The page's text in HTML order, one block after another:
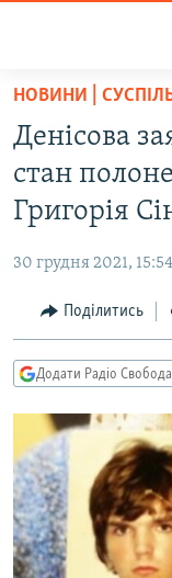
Перейти
основного
матеріалу
Перейти
до
основної
навігації
Перейти
до
пошуку
ВСЕ ЗА ДОБУ
СТАТТІ
ЕКОНОМІКА
СУСПІЛЬСТВО
УКРАЇНА
СВІТ
РОСІЙСЬКА
ДОНБАС.РЕАЛІЇ
ТИ ЯК?
СХЕМИ
КИТАЙ.ВИКЛИКИ
МУЛЬТИМЕДІА
ФОТО
НОВИНИ |
Денісова
стан
Григорія
30 грудня 2021, 15:54
Поділитись
Додати Радіо